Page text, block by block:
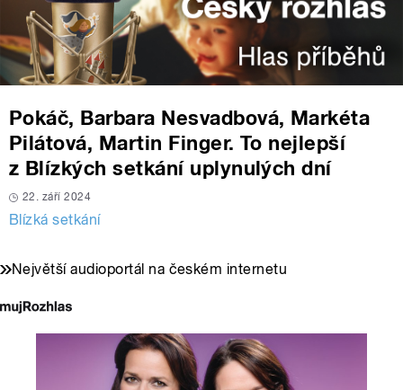
Pokáč, Barbara Nesvadbová, Markéta
Pilátová, Martin Finger. To nejlepší
z Blízkých setkání uplynulých dní
22. září 2024
Blízká setkání
Největší audioportál na českém internetu